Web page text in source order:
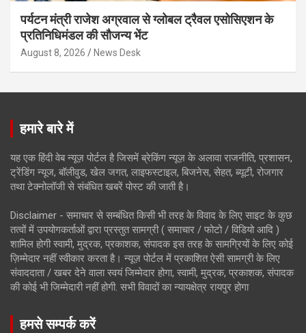
पर्यटन मंत्री राजेश अग्रवाल से ग्लोबल ट्रैवल एसोसिएशन के
प्रतिनिधिमंडल की सौजन्य भेंट
August 8, 2026 News Desk
हमारे बारे में
यह एक हिंदी वेब न्यूज़ पोर्टल है जिसमें ब्रेकिंग न्यूज़ के अलावा राजनीति, प्रशासन,
ट्रेंडिंग न्यूज, बॉलीवुड, खेल जगत, लाइफस्टाइल, बिजनेस, सेहत, ब्यूटी, रोजगार
तथा टेक्नोलॉजी से संबंधित खबरें पोस्ट की जाती है।
Disclaimer - समाचार से सम्बंधित किसी भी तरह के विवाद के लिए साइट के कुछ
तत्वों में उपयोगकर्ताओं द्वारा प्रस्तुत सामग्री ( समाचार / फोटो / विडियो आदि )
शामिल होगी स्वामी, मुद्रक, प्रकाशक, संपादक इस तरह के सामग्रियों के लिए कोई
ज़िम्मेदार नहीं स्वीकार करता है। न्यूज़ पोर्टल में प्रकाशित ऐसी सामग्री के लिए
संवाददाता / खबर देने वाला स्वयं जिम्मेदार होगा, स्वामी, मुद्रक, प्रकाशक, संपादक
की कोई भी जिम्मेदारी नहीं होगी. सभी विवादों का न्यायक्षेत्र रायपुर होगा
हमसे सम्पर्क करें